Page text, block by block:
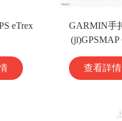
eTrex
GARMIN手
(jī)GPSMAP
查看詳情